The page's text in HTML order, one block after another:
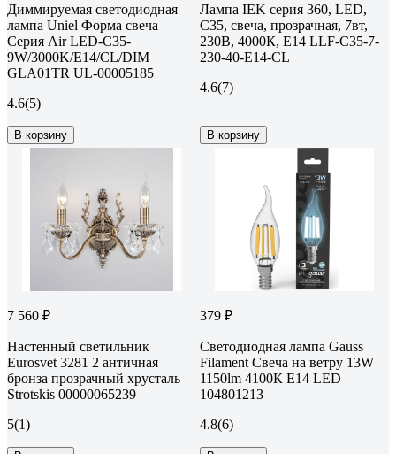
Диммируемая светодиодная
лампа Uniel Форма свеча
Серия Air LED-C35-
9W/3000K/E14/CL/DIM
GLA01TR UL-00005185
4.6(5)
В корзину
Лампа IEK серия 360, LED,
C35, свеча, прозрачная, 7вт,
230В, 4000К, E14 LLF-C35-7-
230-40-E14-CL
4.6(7)
В корзину
7 560 ₽
Настенный светильник
Eurosvet 3281 2 античная
бронза прозрачный хрусталь
Strotskis 00000065239
5(1)
379 ₽
Светодиодная лампа Gauss
Filament Свеча на ветру 13W
1150lm 4100К Е14 LED
104801213
4.8(6)